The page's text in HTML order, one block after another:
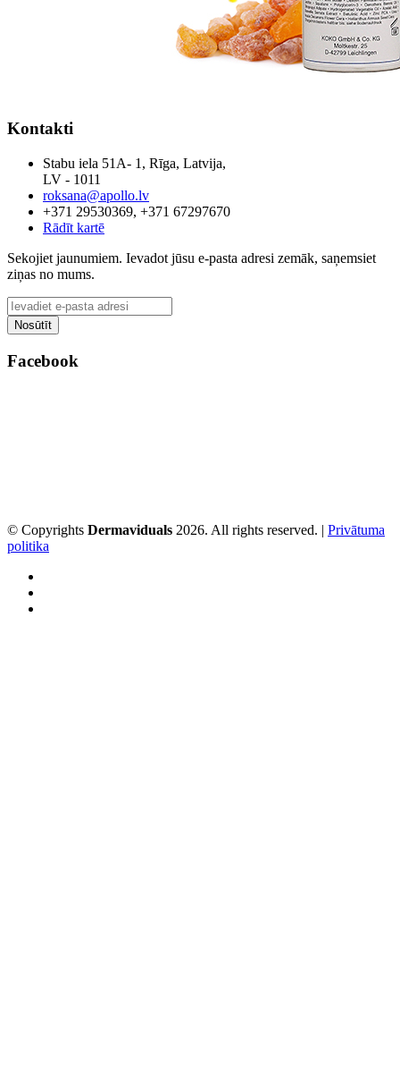
Kontakti
Stabu iela 51A- 1, Rīga, Latvija,
LV - 1011
roksana@apollo.lv
+371 29530369, +371 67297670
Rādīt kartē
Sekojiet jaunumiem. Ievadot jūsu e-pasta adresi zemāk, saņemsiet
ziņas no mums.
Facebook
© Copyrights Dermaviduals 2026. All rights reserved. | Privātuma
politika